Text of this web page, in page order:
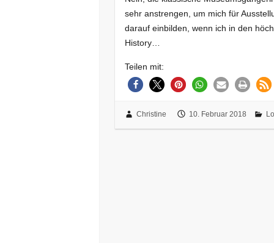
sehr anstrengen, um mich für
darauf einbilden, wenn ich in den
History…
Teilen mit:
Christine 10. Februar 2018